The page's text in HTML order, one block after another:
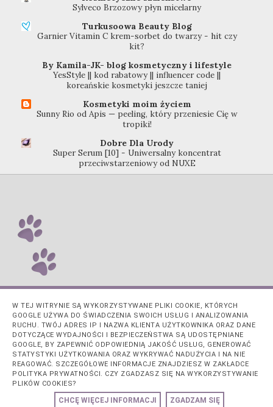
Sylveco Brzozowy płyn micelarny
Turkusoowa Beauty Blog
Garnier Vitamin C krem-sorbet do twarzy - hit czy
kit?
By Kamila-JK- blog kosmetyczny i lifestyle
YesStyle || kod rabatowy || influencer code ||
koreańskie kosmetyki jeszcze taniej
Kosmetyki moim życiem
Sunny Rio od Apis — peeling, który przeniesie Cię w
tropiki!
Dobre Dla Urody
Super Serum [10] - Uniwersalny koncentrat
przeciwstarzeniowy od NUXE
Obsługiwane przez usługę
W TEJ WITRYNIE SĄ WYKORZYSTYWANE PLIKI COOKIE, KTÓRYCH
GOOGLE UŻYWA DO ŚWIADCZENIA SWOICH USŁUG I ANALIZOWANIA
RUCHU. TWÓJ ADRES IP I NAZWA KLIENTA UŻYTKOWNIKA ORAZ DANE
DOTYCZĄCE WYDAJNOŚCI I BEZPIECZEŃSTWA SĄ UDOSTĘPNIANE
GOOGLE, BY ZAPEWNIĆ ODPOWIEDNIĄ JAKOŚĆ USŁUG, GENEROWAĆ
STATYSTYKI UŻYTKOWANIA ORAZ WYKRYWAĆ NADUŻYCIA I NA NIE
REAGOWAĆ. SZCZEGÓŁOWE INFORMACJE ZNAJDZIESZ W ZAKŁADCE
POLITYKA PRYWATNOŚCI. CZY ZGADZASZ SIĘ NA WYKORZYSTYWANIE
PLIKÓW COOKIES?
CHCĘ WIĘCEJ INFORMACJI ZGADZAM SIĘ